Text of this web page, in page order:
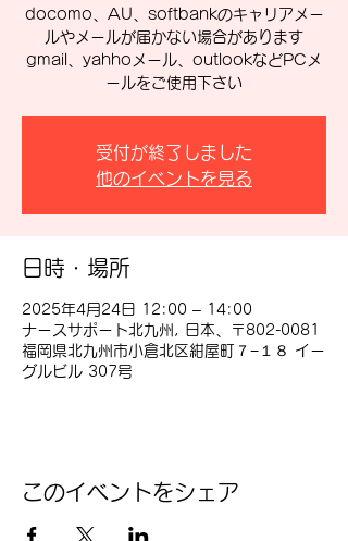
docomo、AU、softbankのキャリアメー
ルやメールが届かない場合があります
gmail、yahhoメール、outlookなどPCメ
ールをご使用下さい
受付が終了しました
他のイベントを見る
日時・場所
2025年4月24日 12:00 – 14:00
ナースサポート北九州, 日本、〒802-0081
福岡県北九州市小倉北区紺屋町７−１８ イー
グルビル 307号
このイベントをシェア